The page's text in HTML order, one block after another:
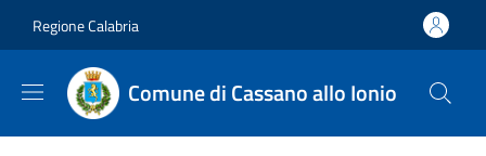
Regione Calabria
Comune di Cassano allo Ionio